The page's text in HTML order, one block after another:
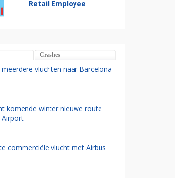
Retail Employee
Crashes
vluchten naar Barcelona
komende winter nieuwe route
Airport
commerciële vlucht met Airbus